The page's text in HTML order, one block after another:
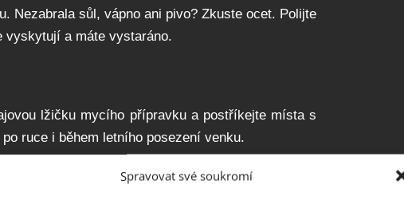
Spravovat své soukromí
Nezabrala sůl, vápno ani pivo? Zkuste ocet. Polijte
vyskytují a máte vystaráno.
lžičku mycího přípravku a postříkejte místa s
ruce i během letního posezení venku.
květin